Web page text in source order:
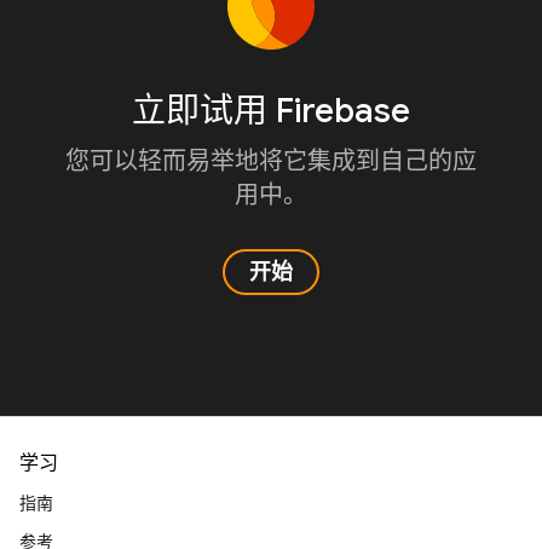
立即试用 Firebase
您可以轻而易举地将它集成到自己的应
用中。
开始
学习
指南
参考